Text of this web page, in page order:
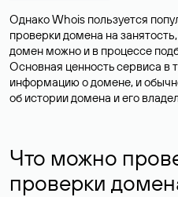
Однако Whois пользуется
проверки домена на
домен можно и в процессе
Основная ценность сервиса в
информацию о домене, и
об истории домена и его
Что можно
проверки